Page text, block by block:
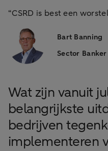
“CSRD is best een
Bart Banning
Sector
Wat zijn vanuit
belangrijkste
bedrijven
implementeren